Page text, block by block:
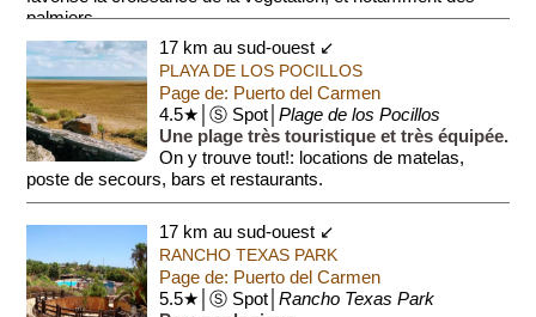
palmiers.
C'est dan...
17 km au sud-ouest ↙
PLAYA DE LOS POCILLOS
Page de: Puerto del Carmen
4.5★│Ⓢ Spot│Plage de los Pocillos
Une plage très touristique et très équipée.
On y trouve tout!: locations de matelas,
poste de secours, bars et restaurants.
17 km au sud-ouest ↙
RANCHO TEXAS PARK
Page de: Puerto del Carmen
5.5★│Ⓢ Spot│Rancho Texas Park